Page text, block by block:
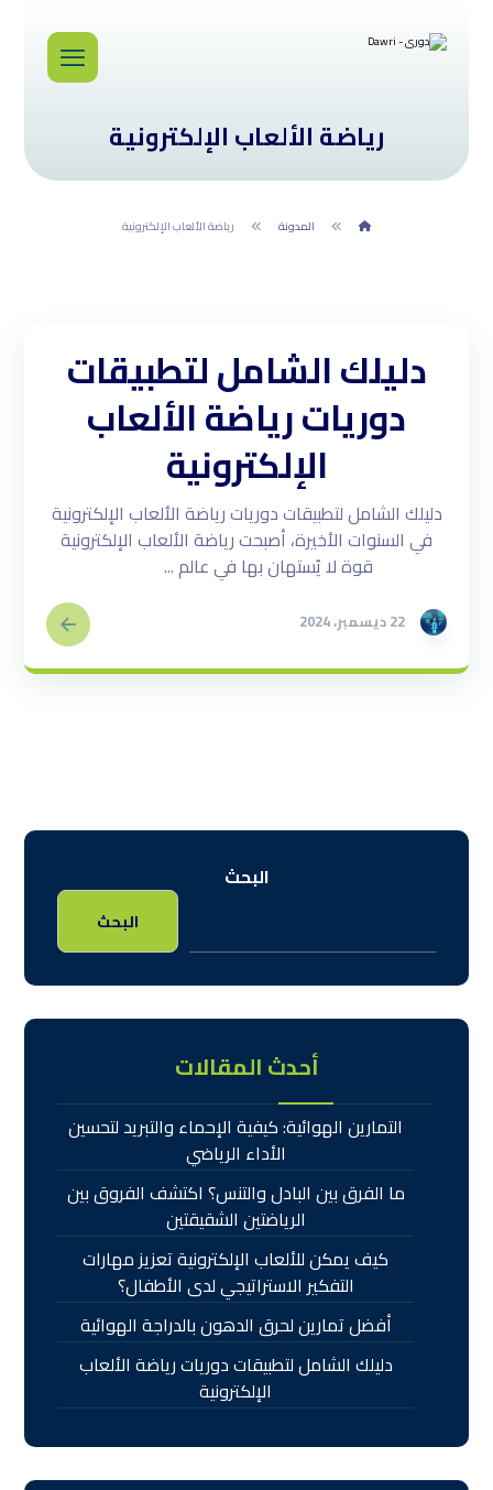
رياضة الألعاب الإلكترونية
المدونة رياضة الألعاب الإلكترونية
دليلك الشامل لتطبيقات
دوريات رياضة الألعاب
الإلكترونية
22 ديسمبر، 2024
دليلك الشامل لتطبيقات دوريات رياضة الألعاب الإلكترونية
في السنوات الأخيرة، أصبحت رياضة الألعاب الإلكترونية
قوة لا يُستهان بها في عالم ...
البحث
البحث
أحدث المقالات
التمارين الهوائية: كيفية الإحماء والتبريد لتحسين
الأداء الرياضي
ما الفرق بين البادل والتنس؟ اكتشف الفروق بين
الرياضتين الشقيقتين
كيف يمكن للألعاب الإلكترونية تعزيز مهارات
التفكير الاستراتيجي لدى الأطفال؟
أفضل تمارين لحرق الدهون بالدراجة الهوائية
دليلك الشامل لتطبيقات دوريات رياضة الألعاب
الإلكترونية